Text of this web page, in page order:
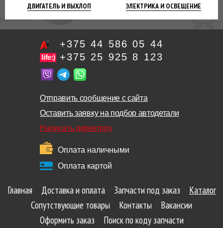
ДВИГАТЕЛЬ И ВЫХЛОП ЭЛЕКТРИКА И ОСВЕЩЕНИЕ
+375 44 586 05 44
+375 25 925 8 123
Отправить сообщение с сайта
Оставить заявку на подбор автодетали
Написать директору
Оплата наличными
Оплата картой
Главная Доставка и оплата Запчасти под заказ
Каталог
Сопутствующие товары
Контакты
Вакансии
Оформить заказ
Поиск по коду запчасти